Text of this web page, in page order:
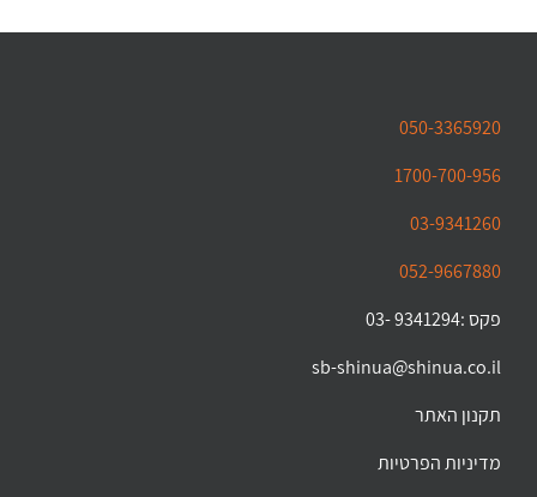
050-3365920
1700-700-956
03-9341260
052-9667880
פקס :9341294 -03
sb-shinua@shinua.co.il
תקנון האתר
מדיניות הפרטיות